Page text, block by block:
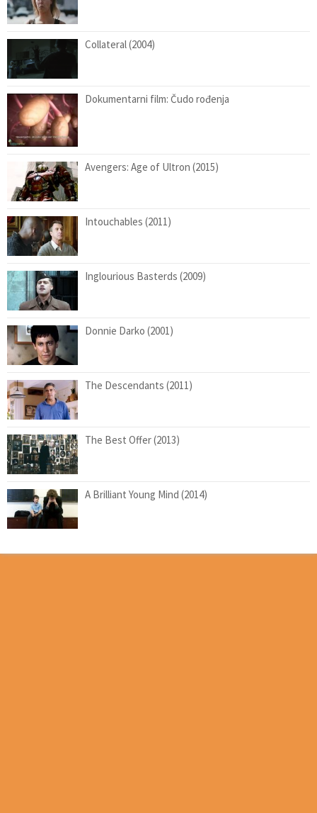
Collateral (2004)
Dokumentarni film: Čudo rođenja
Avengers: Age of Ultron (2015)
Intouchables (2011)
Inglourious Basterds (2009)
Donnie Darko (2001)
The Descendants (2011)
The Best Offer (2013)
A Brilliant Young Mind (2014)